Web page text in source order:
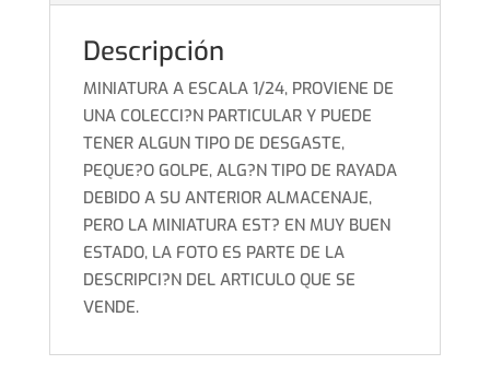
Descripción
MINIATURA A ESCALA 1/24, PROVIENE DE
UNA COLECCI?N PARTICULAR Y PUEDE
TENER ALGUN TIPO DE DESGASTE,
PEQUE?O GOLPE, ALG?N TIPO DE RAYADA
DEBIDO A SU ANTERIOR ALMACENAJE,
PERO LA MINIATURA EST? EN MUY BUEN
ESTADO, LA FOTO ES PARTE DE LA
DESCRIPCI?N DEL ARTICULO QUE SE
VENDE.